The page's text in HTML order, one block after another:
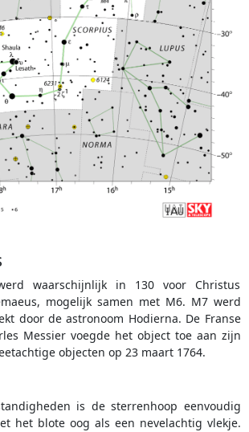
waarschijnlijk in 130 voor Christus
mogelijk samen met M6. M7 werd
door de astronoom Hodierna. De Franse
Messier voegde het object toe aan zijn
objecten op 23 maart 1764.
is de sterrenhoop eenvoudig
het blote oog als een nevelachtig vlekje.